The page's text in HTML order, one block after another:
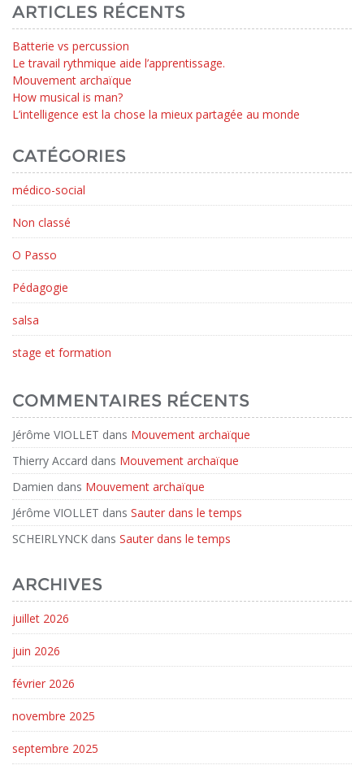
ARTICLES RÉCENTS
Batterie vs percussion
Le travail rythmique aide l’apprentissage.
Mouvement archaïque
How musical is man?
L’intelligence est la chose la mieux partagée au monde
CATÉGORIES
médico-social
Non classé
O Passo
Pédagogie
salsa
stage et formation
COMMENTAIRES RÉCENTS
Jérôme VIOLLET dans Mouvement archaïque
Thierry Accard dans Mouvement archaïque
Damien dans Mouvement archaïque
Jérôme VIOLLET dans Sauter dans le temps
SCHEIRLYNCK dans Sauter dans le temps
ARCHIVES
juillet 2026
juin 2026
février 2026
novembre 2025
septembre 2025